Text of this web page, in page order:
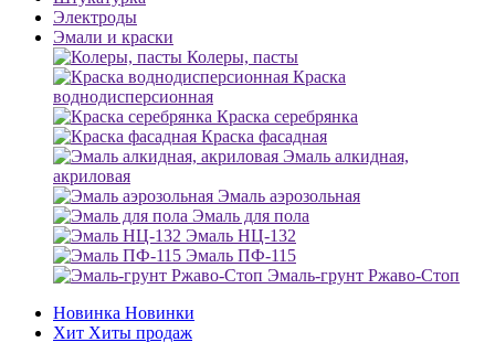
Электроды
Эмали и краски
Колеры, пасты
Краска
воднодисперсионная
Краска серебрянка
Краска фасадная
Эмаль алкидная,
акриловая
Эмаль аэрозольная
Эмаль для пола
Эмаль НЦ-132
Эмаль ПФ-115
Эмаль-грунт Ржаво-Стоп
Новинка Новинки
Хит Хиты продаж